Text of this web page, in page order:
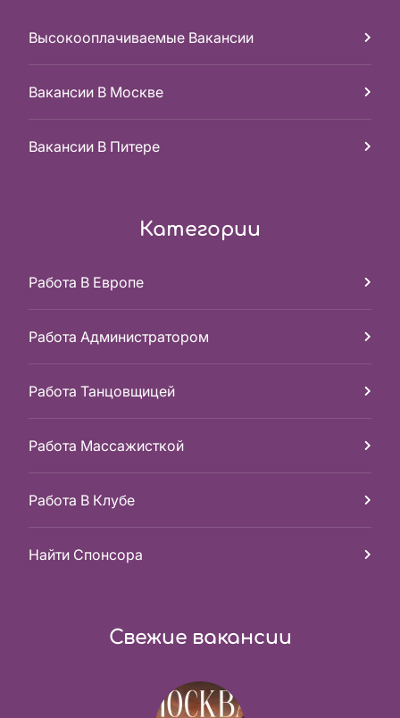
Высокооплачиваемые Вакансии
Вакансии В Москве
Вакансии В Питере
Категории
Работа В Европе
Работа Администратором
Работа Танцовщицей
Работа Массажисткой
Работа В Клубе
Найти Спонсора
Свежие вакансии